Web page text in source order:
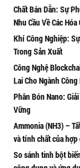
Chất Bán Dẫn: Sự
Nhu Cầu Về Các
Khí Công Nghiệp:
Trong Sản Xuất
Công Nghệ
Lai Cho Ngành
Phân Bón Nano:
Vững
Ammonia (NH3) –
và tính chất của hợp
So sánh tinh bột